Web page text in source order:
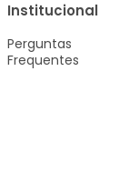
Institucional
Perguntas
Frequentes